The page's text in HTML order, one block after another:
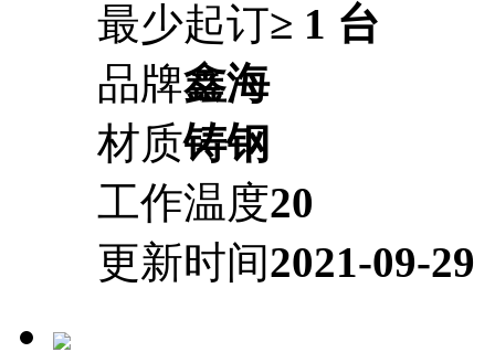
最少起订≥ 1 台
品牌鑫海
材质铸钢
工作温度20
更新时间2021-09-29